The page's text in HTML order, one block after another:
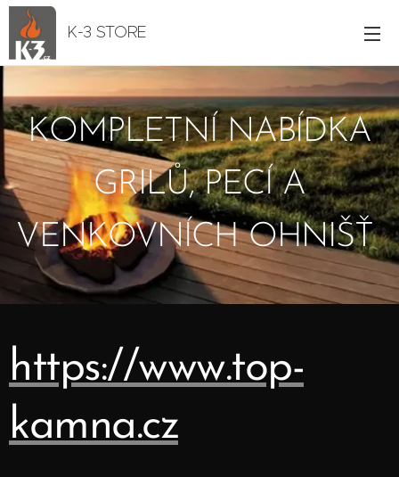
K-3 STORE
KOMPLETNÍ NABÍDKA
GRILŮ, PECÍ A
VENKOVNÍCH OHNIŠŤ
https://www.top-
kamna.cz